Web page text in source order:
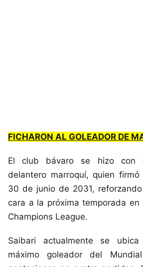
FICHARON AL GOLEADOR DE
El club bávaro se hizo con
delantero marroquí, quien
30 de junio de 2031,
cara a la próxima temporada en
Champions League.
Saibari actualmente se
máximo goleador del